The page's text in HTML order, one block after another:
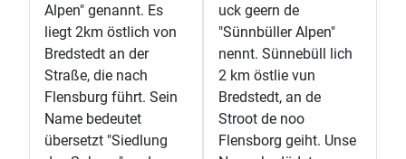
Alpen" genannt. Es
liegt 2km östlich von
Bredstedt an der
Straße, die nach
Flensburg führt. Sein
Name bedeutet
übersetzt "Siedlung
uck geern de
"Sünnbüller Alpen"
nennt. Sünnebüll lich
2 km östlie vun
Bredstedt, an de
Stroot de noo
Flensborg geiht. Unse